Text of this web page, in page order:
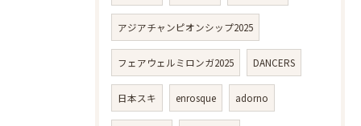
アジアチャンピオンシップ2025
フェアウェルミロンガ2025 DANCERS
日本スキ enrosque adorno